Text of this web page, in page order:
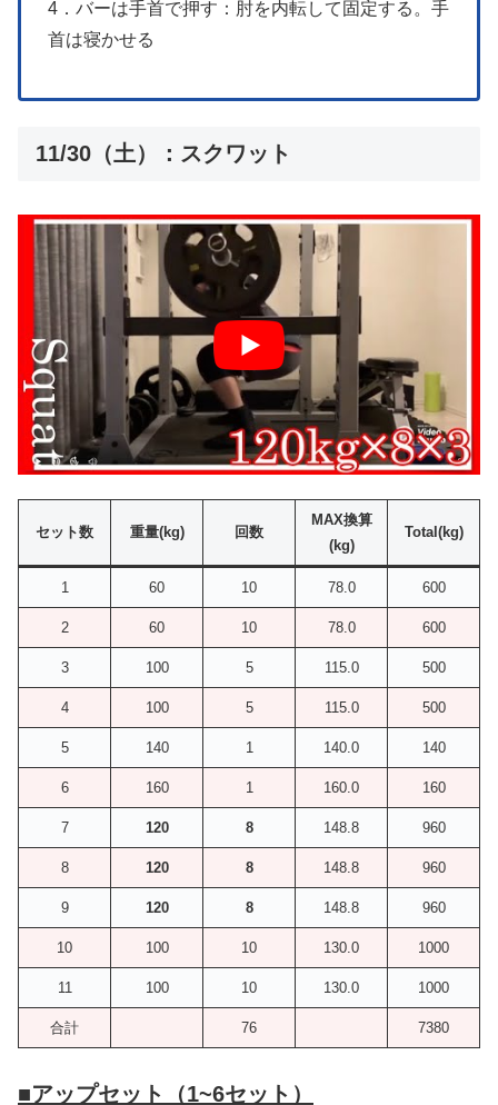
4．バーは手首で押す：肘を内転して固定する。手
首は寝かせる
11/30（土）：スクワット
セット数 重量(kg) 回数
MAX換算
(kg)
Total(kg)
1 60 10 78.0 600
2 60 10 78.0 600
3 100 5 115.0 500
4 100 5 115.0 500
5 140 1 140.0 140
6 160 1 160.0 160
7 120 8 148.8 960
8 120 8 148.8 960
9 120 8 148.8 960
10 100 10 130.0 1000
11 100 10 130.0 1000
合計 76 7380
■アップセット（1~6セット）